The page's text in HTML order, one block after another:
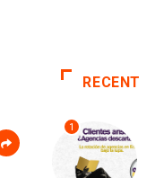
RECENT
1